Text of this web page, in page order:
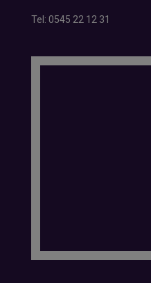
Tel: 0545 22 12 31